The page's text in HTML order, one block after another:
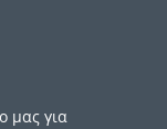
μας για